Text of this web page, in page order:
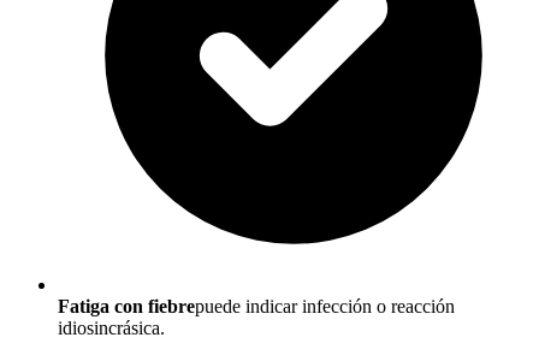
Fatiga con fiebrepuede indicar infección o reacción
idiosincrásica.